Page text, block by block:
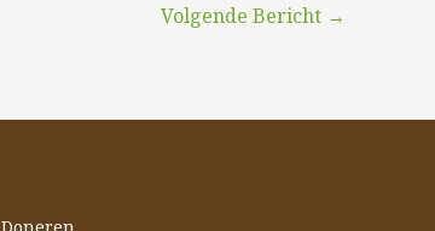
Volgende Bericht →